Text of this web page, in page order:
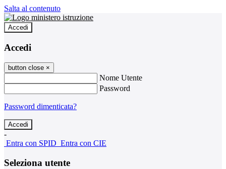
Salta al contenuto
Accedi
Accedi
button close ×
Nome Utente
Password
Password dimenticata?
-
Entra con SPID Entra con CIE
Seleziona utente